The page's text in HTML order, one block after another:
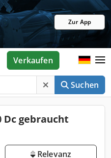
Zur App
Suchen
Verkaufen
Dc gebraucht
Relevanz